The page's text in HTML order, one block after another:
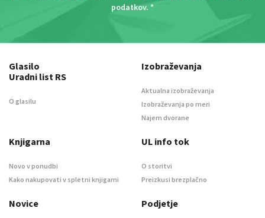
podatkov. *
Glasilo
Uradni list RS
O glasilu
Izobraževanja
Aktualna izobraževanja
Izobraževanja po meri
Najem dvorane
Knjigarna
Novo v ponudbi
Kako nakupovati v spletni knjigarni
UL info tok
O storitvi
Preizkusi brezplačno
Novice Podjetje